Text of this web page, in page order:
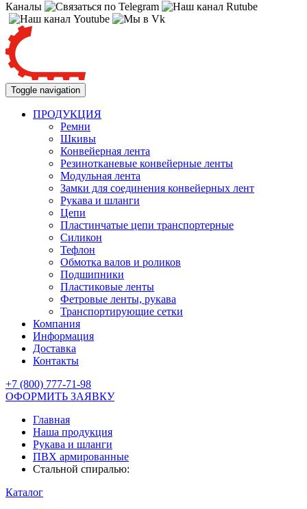
Каналы
Toggle navigation
ПРОДУКЦИЯ
Ремни
Шкивы
Конвейерная лента
Резинотканевые конвейерные ленты
Модульная лента
Замки для соединения конвейерных лент
Рукава и шланги
Цепи
Пластинчатые цепи транспортерные
Силикон
Тефлон
Обмотка валов и роликов
Подшипники
Пластиковые ленты
Фетровые ленты, рукава
Транспортирующие сетки
Компания
Информация
Доставка
Контакты
+7 (800) 777-71-98
ОФОРМИТЬ ЗАЯВКУ
Главная
Наша продукция
Рукава и шланги
ПВХ армированные
Стальной спиралью:
Каталог